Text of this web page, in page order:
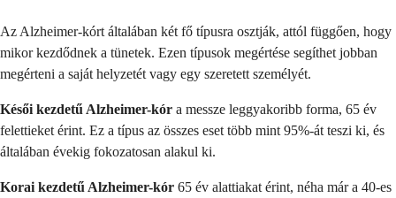
Az Alzheimer-kórt általában két fő típusra osztják, attól függően, hogy
mikor kezdődnek a tünetek. Ezen típusok megértése segíthet jobban
megérteni a saját helyzetét vagy egy szeretett személyét.
Késői kezdetű Alzheimer-kór a messze leggyakoribb forma, 65 év
felettieket érint. Ez a típus az összes eset több mint 95%-át teszi ki, és
általában évekig fokozatosan alakul ki.
Korai kezdetű Alzheimer-kór 65 év alattiakat érint, néha már a 40-es